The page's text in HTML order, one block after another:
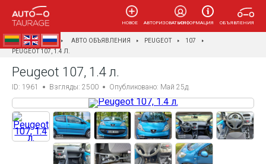
ОБЪЯВЛЕНИЯ
ИНФОРМАЦИЯ
НОВОЕ АВТОРИЗОВАТЬСЯ
AUTOTAURAGĖ АВТО ОБЪЯВЛЕНИЯ PEUGEOT
107
PEUGEOT 107, 1.4 Л.
Peugeot 107, 1.4 л.
ID: 1961 Взгляды: 2500 Опубликовано: Май 25д.